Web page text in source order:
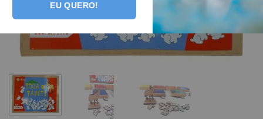
EU QUERO!